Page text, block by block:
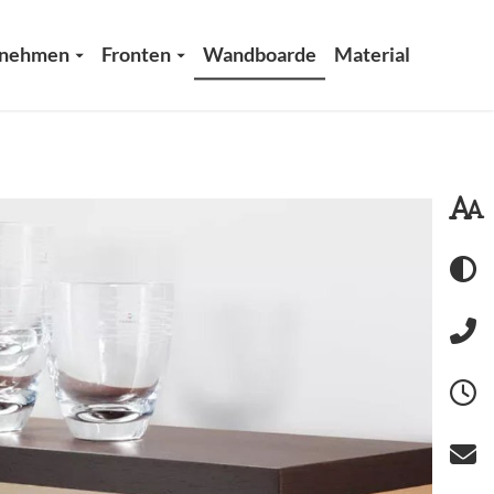
Fronten Wandboarde Material